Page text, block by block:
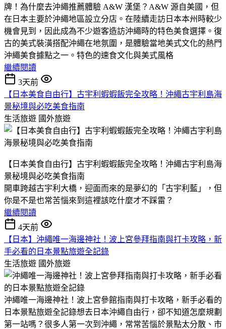
牌！​為什麼去沖繩推薦體驗 A&W 漢堡？​A&W 源自美國，但
在日本主要於沖繩地區設立分店。​在陸續走訪日本本州時較少
機會見到，因此成為不少遊客造訪沖繩時的特色美食選擇。​復
古的美式裝潢搭配沖繩在地氛圍，是體驗當地美式文化的熱門
沖繩美食據點之一。​特色的速食文化與美式風格
繼續閱讀
3天前
【日本美食自由行】古宇利蝦蝦飯完全攻略！沖繩古宇利島海
景秘境與必吃美食指南
生活旅遊 國外旅遊
【日本美食自由行】古宇利蝦蝦飯完全攻略！沖繩古宇利島海
景秘境與必吃美食指南
​開車跨越古宇利大橋，迎面而來的是夢幻的「古宇利藍」，但
你是不是也常苦惱來到這裡該吃什麼才不踩雷？
繼續閱讀
4天前
【日本】沖繩唯一海邊神社！波上宮參拜指南與打卡攻略，新
手必看的日本景點旅遊全記錄
生活旅遊 國外旅遊
沖繩唯一海邊神社！波上宮參館指南與打卡攻略，新手必看的
日本景點旅遊全記錄​想去日本沖繩自由行，卻不知道怎麼規劃
第一站嗎？很多人第一次到沖繩，常常苦惱於景點太分散、市